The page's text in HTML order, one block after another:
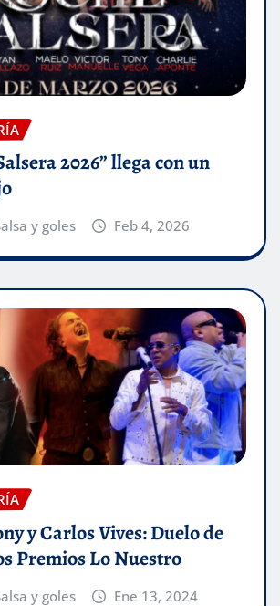
2026” llega con un
y goles Feb 4, 2026
y Carlos Vives: Duelo de
Premios Lo Nuestro
y goles Ene 13, 2024